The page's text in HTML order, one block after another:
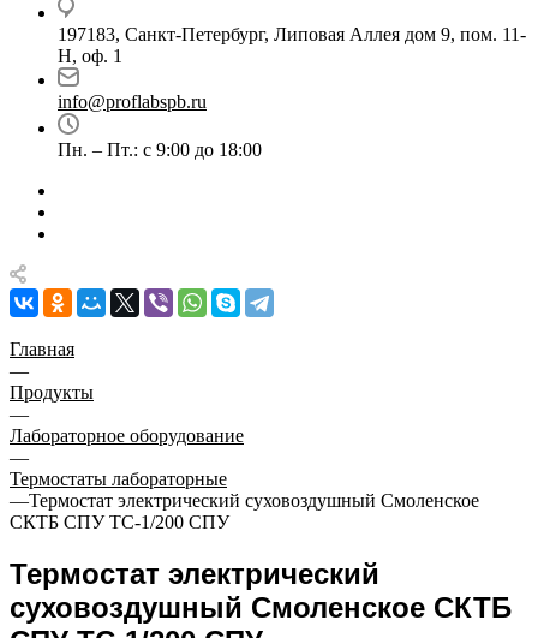
197183, Санкт-Петербург, Липовая Аллея дом 9, пом. 11-
Н, оф. 1
info@proflabspb.ru
Пн. – Пт.: с 9:00 до 18:00
Главная
—
Продукты
—
Лабораторное оборудование
—
Термостаты лабораторные
—Термостат электрический суховоздушный Смоленское
СКТБ СПУ ТС-1/200 СПУ
Термостат электрический
суховоздушный Смоленское СКТБ